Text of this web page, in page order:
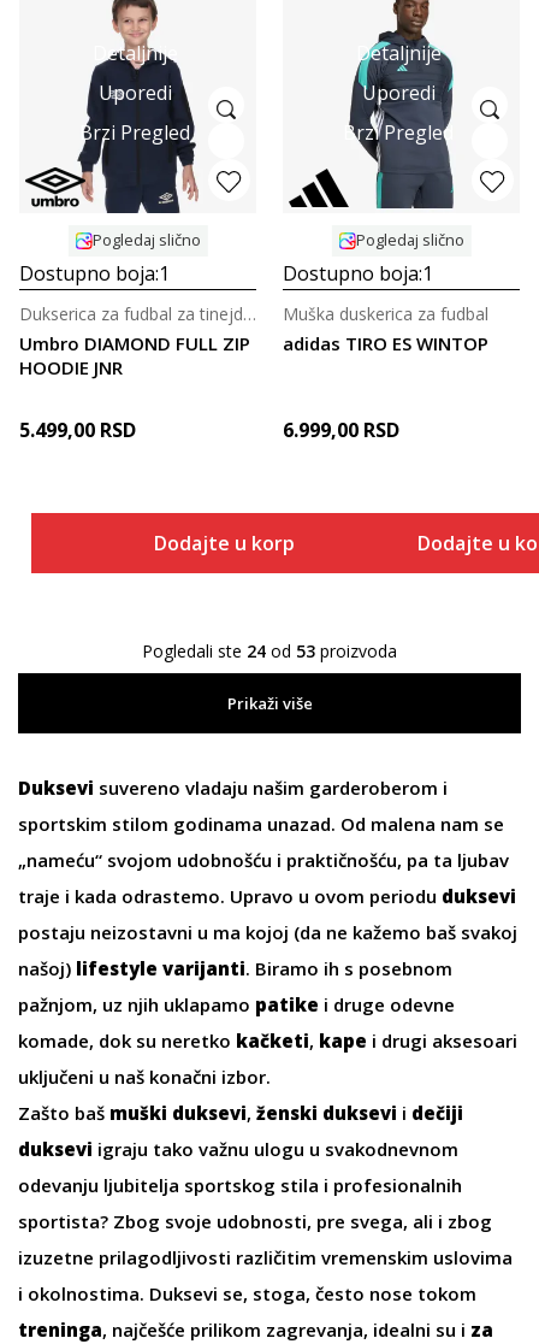
Detaljnije
Uporedi
Brzi Pregled
Pogledaj slično
Dostupno boja:1
Umbro DIAMOND FULL ZIP
HOODIE JNR
Dukserica za fudbal za tinejdžere
5.499,00 RSD
Dodajte u korpu
Detaljnije
Uporedi
Brzi Pregled
Pogledaj slično
Dostupno boja:1
adidas TIRO ES WINTOP
Muška duskerica za fudbal
6.999,00 RSD
Dodajte u
Pogledali ste 24 od 53 proizvoda
Prikaži više
Duksevi suvereno vladaju našim garderoberom i
sportskim stilom godinama unazad. Od malena nam se
„nameću“ svojom udobnošću i praktičnošću, pa ta ljubav
traje i kada odrastemo. Upravo u ovom periodu duksevi
postaju neizostavni u ma kojoj (da ne kažemo baš svakoj
našoj) lifestyle varijanti. Biramo ih s posebnom
pažnjom, uz njih uklapamo patike i druge odevne
komade, dok su neretko kačketi, kape i drugi aksesoari
uključeni u naš konačni izbor.
Zašto baš muški duksevi, ženski duksevi i dečiji
duksevi igraju tako važnu ulogu u svakodnevnom
odevanju ljubitelja sportskog stila i profesionalnih
sportista? Zbog svoje udobnosti, pre svega, ali i zbog
izuzetne prilagodljivosti različitim vremenskim uslovima
i okolnostima. Duksevi se, stoga, često nose tokom
treninga, najčešće prilikom zagrevanja, idealni su i za